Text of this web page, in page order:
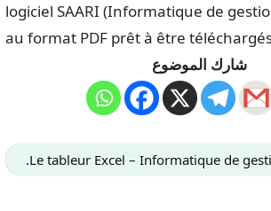
logiciel SAARI (Informatique de
au format PDF prêt à être
شارك الموضوع
Le tableur Excel – Informatique de